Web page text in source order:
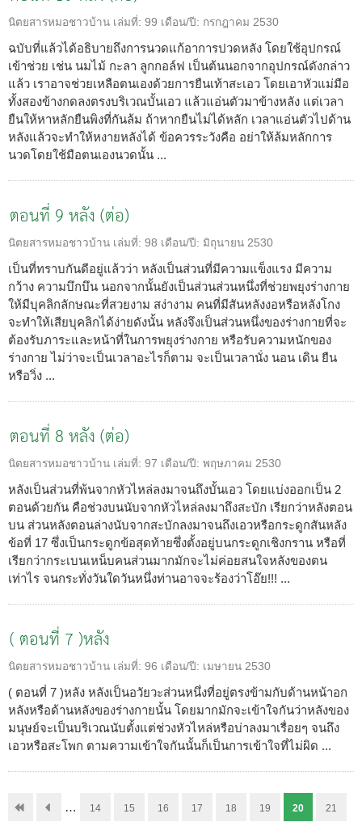
นิตยสารหมอชาวบ้าน เล่มที่: 99 เดือน/ปี: กรกฎาคม 2530
ฉบับที่แล้วได้อธิบายถึงการนวดแก้อาการปวดหลัง โดยใช้อุปกรณ์
เข้าช่วย เช่น นมไม้ กะลา ลูกกอล์ฟ เป็นต้นนอกจากอุปกรณ์ดังกล่าว
แล้ว เราอาจช่วยเหลือตนเองด้วยการยืนเท้าสะเอว โดยเอาหัวแม่มือ
ทั้งสองข้างกดลงตรงบริเวณบั้นเอว แล้วแอ่นตัวมาข้างหลัง แต่เวลา
ยืนให้หาหลักยืนพิงที่กันล้ม ถ้าหากยืนไม่ได้หลัก เวลาแอ่นตัวไปด้าน
หลังแล้วจะทำให้หงายหลังได้ ข้อควรระวังคือ อย่าให้ล้มหลักการ
นวดโดยใช้มือตนเองนวดนั้น ...
ตอนที่ 9 หลัง (ต่อ)
นิตยสารหมอชาวบ้าน เล่มที่: 98 เดือน/ปี: มิถุนายน 2530
เป็นที่ทราบกันดีอยู่แล้วว่า หลังเป็นส่วนที่มีความแข็งแรง มีความ
กว้าง ความบึกบึน นอกจากนั้นยังเป็นส่วนส่วนหนึ่งที่ช่วยพยุงร่างกาย
ให้มีบุคลิกลักษณะที่สวยงาม สง่างาม คนที่มีสันหลังงอหรือหลังโกง
จะทำให้เสียบุคลิกได้ง่ายดังนั้น หลังจึงเป็นส่วนหนึ่งของร่างกายที่จะ
ต้องรับภาระและหน้าที่ในการพยุงร่างกาย หรือรับความหนักของ
ร่างกาย ไม่ว่าจะเป็นเวลาอะไรก็ตาม จะเป็นเวลานั่ง นอน เดิน ยืน
หรือวิ่ง ...
ตอนที่ 8 หลัง (ต่อ)
นิตยสารหมอชาวบ้าน เล่มที่: 97 เดือน/ปี: พฤษภาคม 2530
หลังเป็นส่วนที่พ้นจากหัวไหล่ลงมาจนถึงบั้นเอว โดยแบ่งออกเป็น 2
ตอนด้วยกัน คือช่วงบนนับจากหัวไหล่ลงมาถึงสะบัก เรียกว่าหลังตอน
บน ส่วนหลังตอนล่างนับจากสะบักลงมาจนถึงเอวหรือกระดูกสันหลัง
ข้อที่ 17 ซึ่งเป็นกระดูกข้อสุดท้ายซึ่งตั้งอยู่บนกระดูกเชิงกราน หรือที่
เรียกว่ากระเบนเหน็บคนส่วนมากมักจะไม่ค่อยสนใจหลังของตน
เท่าไร จนกระทั่งวันใดวันหนึ่งท่านอาจจะร้องว่าโอ๊ย!!! ...
( ตอนที่ 7 )หลัง
นิตยสารหมอชาวบ้าน เล่มที่: 96 เดือน/ปี: เมษายน 2530
( ตอนที่ 7 )หลัง หลังเป็นอวัยวะส่วนหนึ่งที่อยู่ตรงข้ามกับด้านหน้าอก
หลังหรือด้านหลังของร่างกายนั้น โดยมากมักจะเข้าใจกันว่าหลังของ
มนุษย์จะเป็นบริเวณนับตั้งแต่ช่วงหัวไหล่หรือบ่าลงมาเรื่อยๆ จนถึง
เอวหรือสะโพก ตามความเข้าใจกันนั้นก็เป็นการเข้าใจที่ไม่ผิด ...
… 14 15 16 17 18 19 20 21